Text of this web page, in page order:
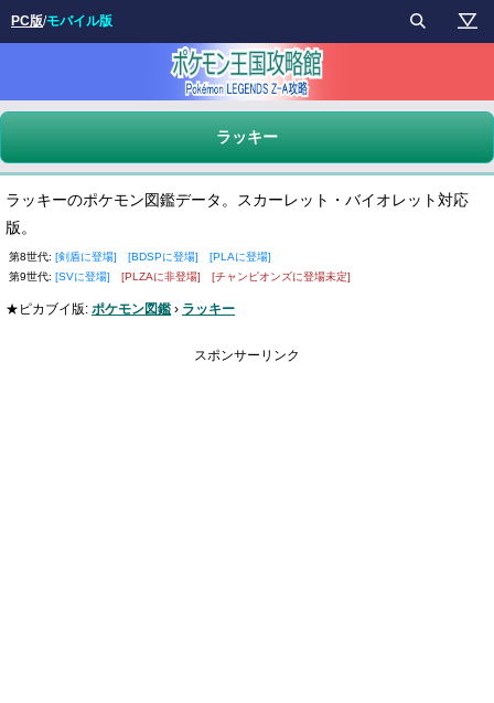
ラッキー
ラッキーのポケモン図鑑データ。スカーレット・バイオレット対応
版。
第8世代: [剣盾に登場] [BDSPに登場]
[PLAに登場]
第9世代: [SVに登場] [PLZAに非登場] [チャンピオンズに登場未定]
★ピカブイ版: ポケモン図鑑 › ラッキー
スポンサーリンク
PC版/モバイル版